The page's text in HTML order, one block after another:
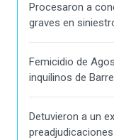
Procesaron a
graves en
Femicidio de
inquilinos de
Detuvieron a un